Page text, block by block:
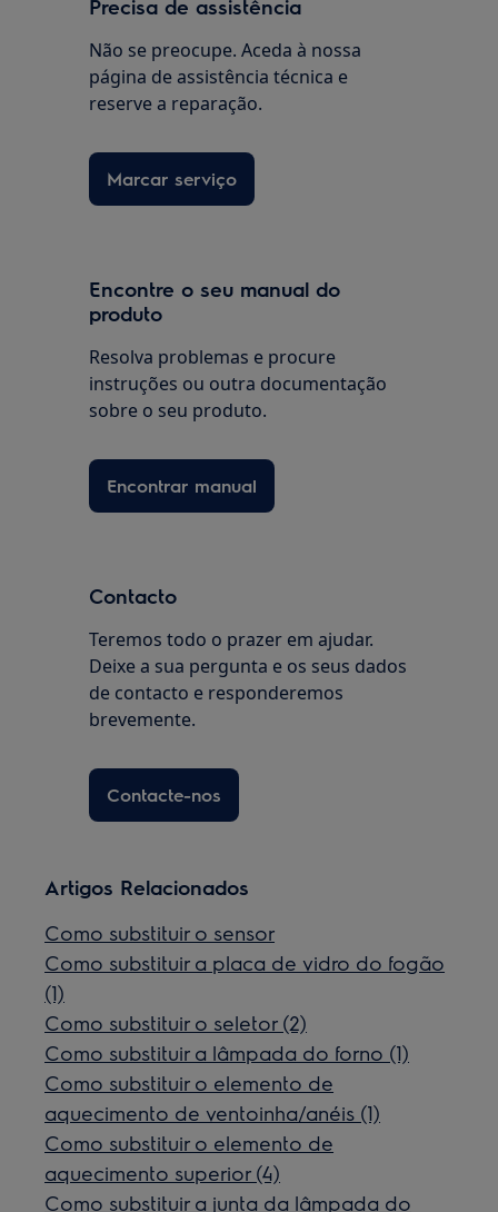
Precisa de assistência
Não se preocupe. Aceda à nossa
página de assistência técnica e
reserve a reparação.
Marcar serviço
Encontre o seu manual do
produto
Resolva problemas e procure
instruções ou outra documentação
sobre o seu produto.
Encontrar manual
Contacto
Teremos todo o prazer em ajudar.
Deixe a sua pergunta e os seus dados
de contacto e responderemos
brevemente.
Contacte-nos
Artigos Relacionados
Como substituir o sensor
Como substituir a placa de vidro do fogão
(1)
Como substituir o seletor (2)
Como substituir a lâmpada do forno (1)
Como substituir o elemento de
aquecimento de ventoinha/anéis (1)
Como substituir o elemento de
aquecimento superior (4)
Como substituir a junta da lâmpada do